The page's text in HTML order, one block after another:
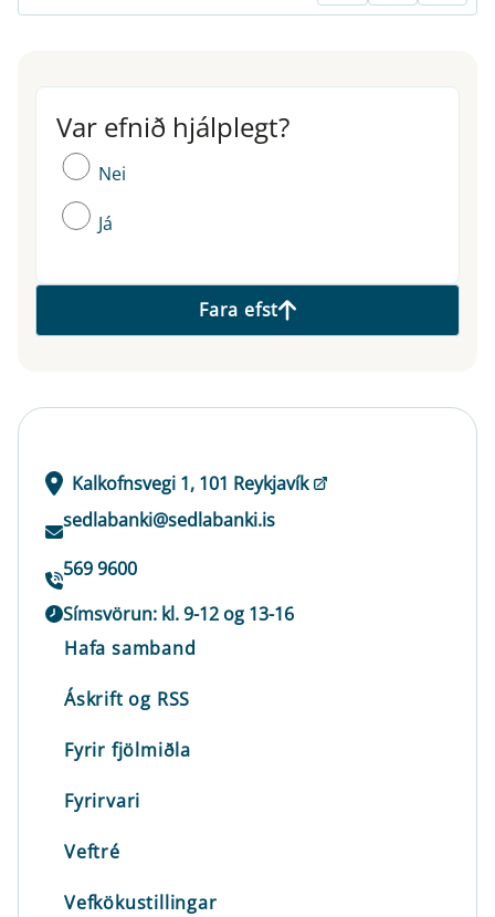
Var efnið hjálplegt?
Var efnið hjálplegt?
Nei
Já
Fara efst
Kalkofnsvegi 1, 101 Reykjavík
sedlabanki@sedlabanki.is
569 9600
Símsvörun: kl. 9-12 og 13-16
Hafa samband
Áskrift og RSS
Fyrir fjölmiðla
Fyrirvari
Veftré
Vefkökustillingar